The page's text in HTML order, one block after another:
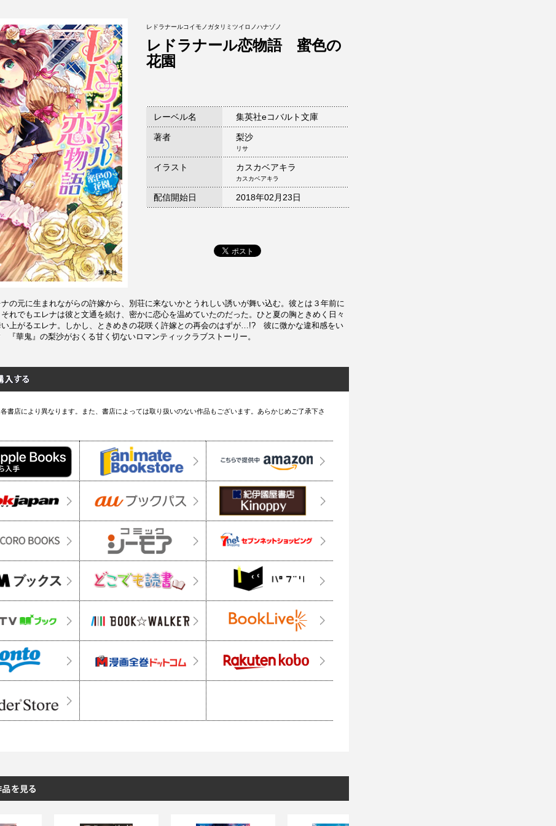
レドラナールコイモノガタリミツイロノハナゾノ
レドラナール恋物語 蜜色の
花園
レーベル名 集英社eコバルト文庫
著者 梨沙
リサ
イラスト カスカベアキラ
カスカベアキラ
配信開始日 2018年02月23日
の元に生まれながらの許嫁から、別荘に来ないかとうれしい誘いが舞い込む。彼とは３年前に
れでもエレナは彼と文通を続け、密かに恋心を温めていたのだった。ひと夏の胸ときめく日々
い上がるエレナ。しかし、ときめきの花咲く許嫁との再会のはずが…!? 彼に微かな違和感をい
『華鬼』の梨沙がおくる甘く切ないロマンティックラブストーリー。
書店により異なります。また、書店によっては取り扱いのない作品もございます。あらかじめご了承下さ